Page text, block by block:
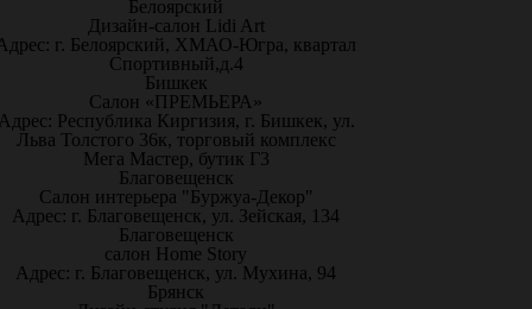
Белоярский
Дизайн-салон Lidi Art
г. Белоярский, ХМАО-Югра, квартал
Спортивный,д.4
Бишкек
Салон «ПРЕМЬЕРА»
Республика Киргизия, г. Бишкек, ул.
Льва Толстого 36к, торговый комплекс
Мега Мастер, бутик Г3
Благовещенск
Салон интерьера "Буржуа-Декор"
Адрес: г. Благовещенск, ул. Зейская, 134
Благовещенск
салон Home Story
Адрес: г. Благовещенск, ул. Мухина, 94
Брянск